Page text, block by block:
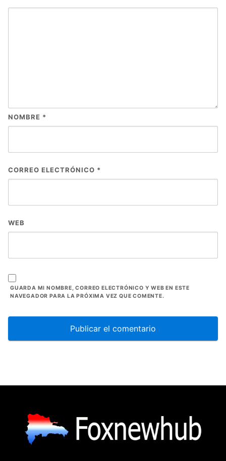
NOMBRE *
CORREO ELECTRÓNICO *
WEB
GUARDA MI NOMBRE, CORREO ELECTRÓNICO Y WEB EN ESTE
NAVEGADOR PARA LA PRÓXIMA VEZ QUE COMENTE.